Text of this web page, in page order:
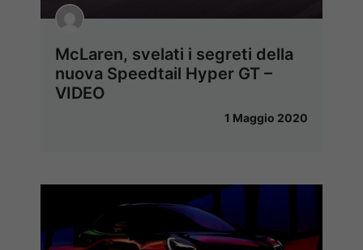
McLaren, svelati i segreti della
nuova Speedtail Hyper GT –
VIDEO
1 Maggio 2020